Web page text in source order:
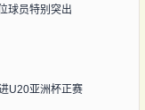
球员特别突出
U20亚洲杯正赛